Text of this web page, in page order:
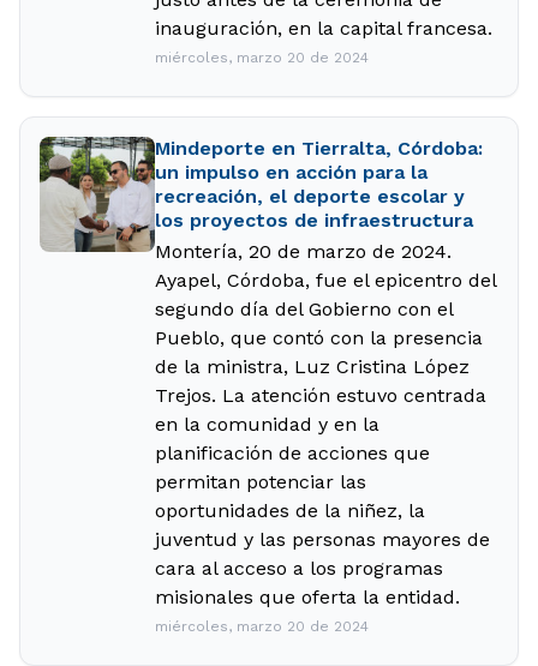
inauguración, en la capital francesa.
miércoles, marzo 20 de 2024
Mindeporte en Tierralta, Córdoba:
un impulso en acción para la
recreación, el deporte escolar y
los proyectos de infraestructura
Montería, 20 de marzo de 2024.
Ayapel, Córdoba, fue el epicentro del
segundo día del Gobierno con el
Pueblo, que contó con la presencia
de la ministra, Luz Cristina López
Trejos. La atención estuvo centrada
en la comunidad y en la
planificación de acciones que
permitan potenciar las
oportunidades de la niñez, la
juventud y las personas mayores de
cara al acceso a los programas
misionales que oferta la entidad.
miércoles, marzo 20 de 2024